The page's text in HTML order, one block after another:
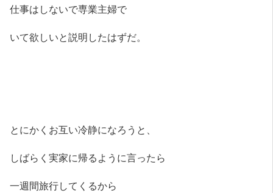
仕事はしないで専業主婦で
いて欲しいと説明したはずだ。
とにかくお互い冷静になろうと、
しばらく実家に帰るように言ったら
一週間旅行してくるから